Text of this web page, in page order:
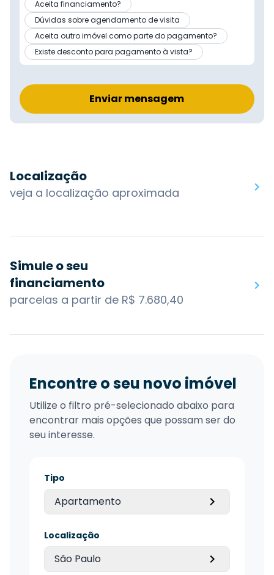
Aceita financiamento?
Dúvidas sobre agendamento de visita
Aceita outro imóvel como parte do pagamento?
Existe desconto para pagamento à vista?
Enviar mensagem
Localização
veja a localização aproximada
Simule o seu
financiamento
parcelas a partir de R$ 7.680,40
Encontre o seu novo imóvel
Utilize o filtro pré-selecionado abaixo para
encontrar mais opções que possam ser do
seu interesse.
Tipo
Apartamento
Localização
São Paulo